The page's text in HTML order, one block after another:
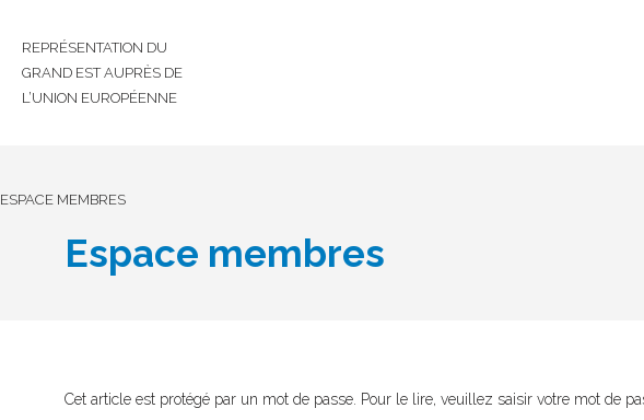
REPRÉSENTATION DU
GRAND EST AUPRÈS DE
L’UNION EUROPÉENNE
ESPACE MEMBRES
Espace membres
Cet article est protégé par un mot de passe. Pour le lire, veuillez saisir votre mot de